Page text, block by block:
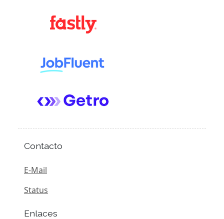
Contacto
E-Mail
Status
Enlaces